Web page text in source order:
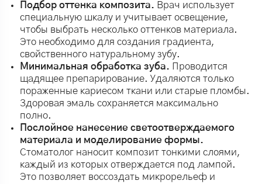
Подбор оттенка композита. Врач использует
специальную шкалу и учитывает освещение,
чтобы выбрать несколько оттенков материала.
Это необходимо для создания градиента,
свойственного натуральному зубу.
Минимальная обработка зуба. Проводится
щадящее препарирование. Удаляются только
пораженные кариесом ткани или старые пломбы.
Здоровая эмаль сохраняется максимально
полно.
Послойное нанесение светоотверждаемого
материала и моделирование формы.
Стоматолог наносит композит тонкими слоями,
каждый из которых отверждается под лампой.
Это позволяет воссоздать микрорельеф и